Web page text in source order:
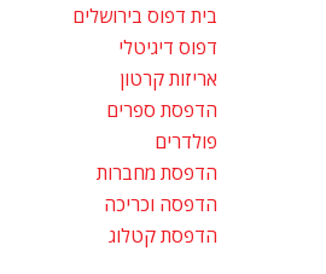
בית דפוס בירושלים
דפוס דיגיטלי
אריזות קרטון
הדפסת ספרים
פולדרים
הדפסת מחברות
הדפסה וכריכה
הדפסת קטלוג